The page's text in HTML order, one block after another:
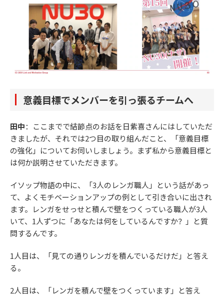
意義目標でメンバーを引っ張るチームへ
田中：ここまでで結節点のお話を日紫喜さんにはしていただ
きましたが、それでは2つ目の取り組んだこと、「意義目標
の強化」についてお伺いしましょう。まず私から意義目標と
は何か説明させていただきます。
イソップ物語の中に、「3人のレンガ職人」という話があっ
て、よくモチベーションアップの例として引き合いに出され
ます。レンガをせっせと積んで壁をつくっている職人が3人
いて、1人ずつに「あなたは何をしているんですか？」と質
問するんです。
1人目は、「見ての通りレンガを積んでいるだけだ」と答え
る。
2人目は、「レンガを積んで壁をつくっています」と答え